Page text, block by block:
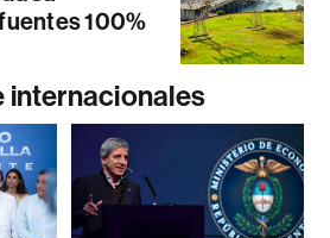
100%
internacionales